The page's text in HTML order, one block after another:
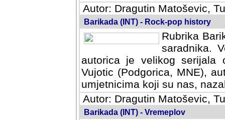
Autor: Dragutin Matoševic,
Barikada (INT) - Rock-pop history
Rubrika
saradnika.
autorica je velikog serijala
Vujotic (Podgorica, MNE),
umjetnicima koji su nas,
Autor: Dragutin Matoševic,
Barikada (INT) - Vremeplov